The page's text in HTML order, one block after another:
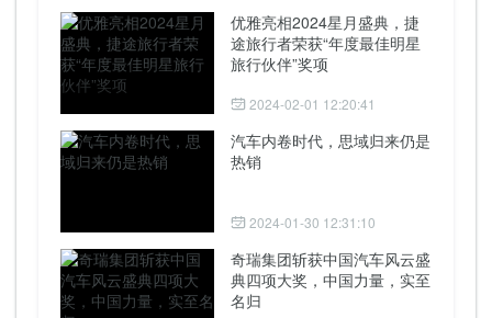
优雅亮相2024星月盛典，捷
途旅行者荣获“年度最佳明星
旅行伙伴”奖项
2024-02-01 12:20:41
汽车内卷时代，思域归来仍是
热销
2024-01-30 12:31:10
奇瑞集团斩获中国汽车风云盛
典四项大奖，中国力量，实至
名归